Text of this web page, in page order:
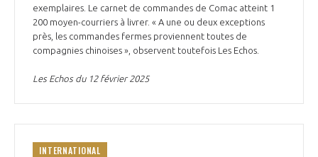
exemplaires. Le carnet de commandes de Comac atteint 1
200 moyen-courriers à livrer. « A une ou deux exceptions
près, les commandes fermes proviennent toutes de
compagnies chinoises », observent toutefois Les Echos.
Les Echos du 12 février 2025
INTERNATIONAL